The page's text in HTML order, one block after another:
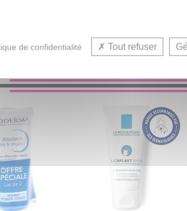
Crème mains
de confidentialité Tout refuser